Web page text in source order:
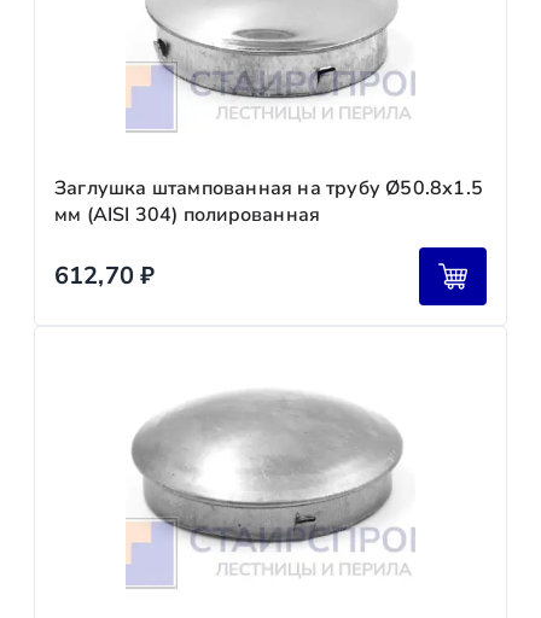
Заглушка штампованная на трубу Ø50.8х1.5
мм (AISI 304) полированная
612,70₽